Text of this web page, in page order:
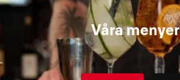
Våra menyer